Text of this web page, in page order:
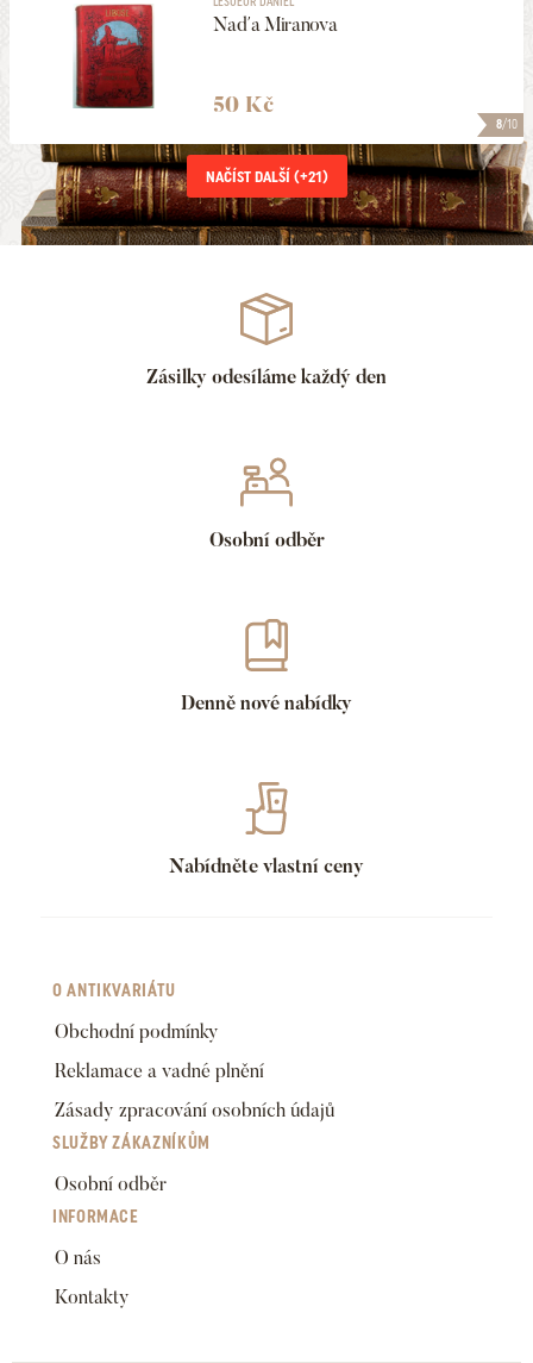
8/10
Naďa Miranova
50 Kč
NAČÍST DALŠÍ (+21)
Zásilky odesíláme každý den
Osobní odběr
Denně nové nabídky
Nabídněte vlastní ceny
O ANTIKVARIÁTU
Obchodní podmínky
Reklamace a vadné plnění
Zásady zpracování osobních údajů
SLUŽBY ZÁKAZNÍKŮM
Osobní odběr
INFORMACE
O nás
Kontakty